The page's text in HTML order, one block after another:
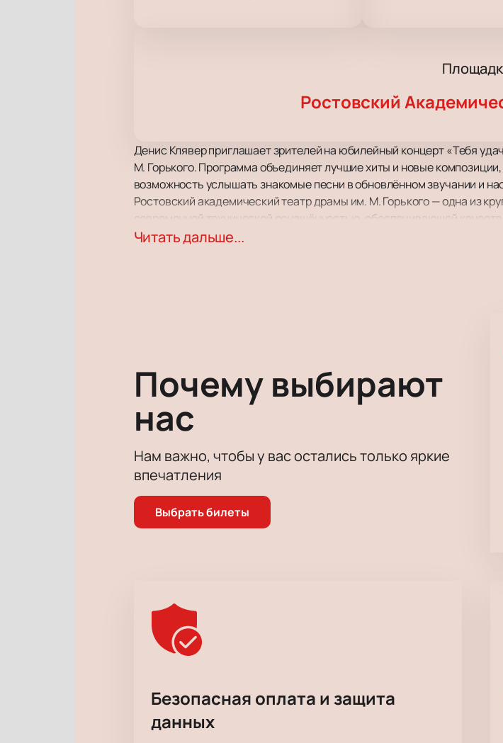
Ростовский
Денис Клявер приглашает зрителей на юбилейный концерт «Тебя
М. Горького. Программа объединяет лучшие хиты и новые
возможность услышать знакомые песни в обновлённом звучании и
Ростовский академический театр драмы им. М. Горького — одна из
современной технической оснащённостью, обеспечивающей
Просторный зал с хорошей акустикой позволяет в полной мере
Не упустите возможность посетить концерт Дениса Клявера в
Читать дальше...
Почему выбирают
нас
Нам важно, чтобы у вас остались только яркие
впечатления
Выбрать билеты
Безопасная оплата и защита
данных